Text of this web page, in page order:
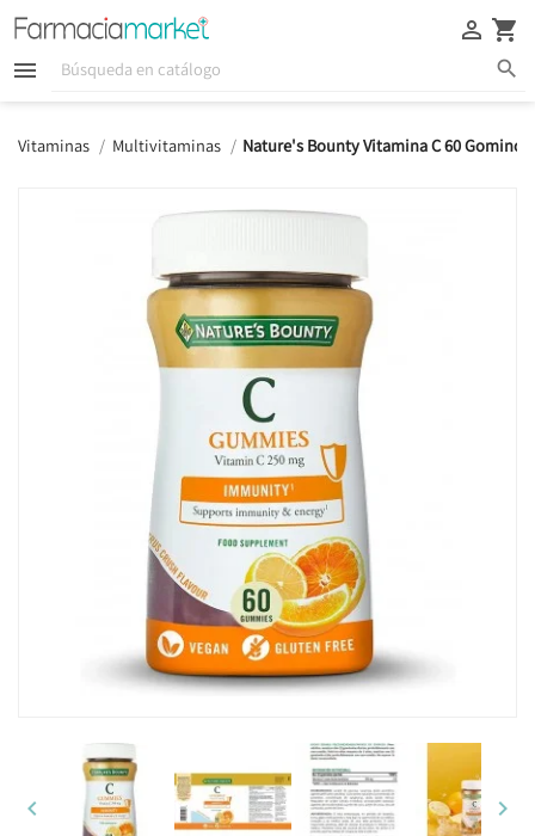
  
 
Vitaminas Multivitaminas Nature's Bounty Vitamina C 60
 